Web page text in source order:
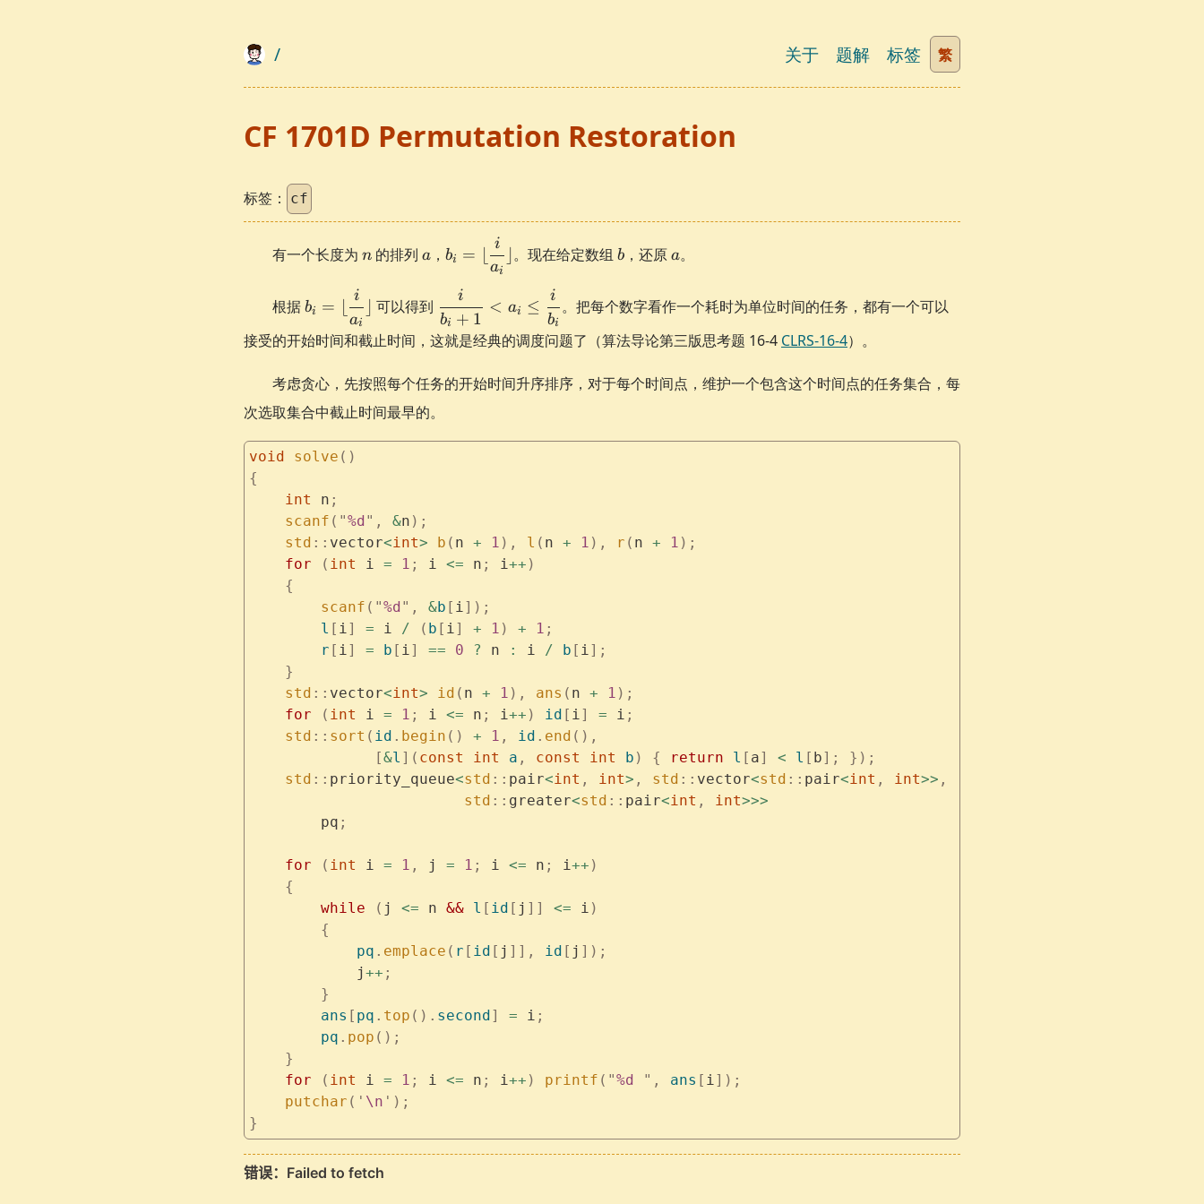
/ 关于 题解 标签 繁
CF 1701D Permutation Restoration
标签： cf
有一个长度为 n 的排列 a ， b_i =
\lfloor
\dfrac{i}
{a_i}
\rfloor
bi =
ai
i
。现在给定数组b
b ，还原a。
根据 b_i =
\lfloor
\dfrac{i}
\rfloor
bi =
ai
i
可以得到
\dfrac{i}
{b_i+1}
< a_i \le
{b_i}
bi + 1
i
< ai ≤
bi
i
。把每个数字看作一个耗时为单位时间的任务，都有一个可以
接受的开始时间和截止时间，这就是经典的调度问题了（算法导论第三版思考题 16-4 CLRS-16-4）。
考虑贪心，先按照每个任务的开始时间升序排序，对于每个时间点，维护一个包含这个时间点的任务集合，每
次选取集合中截止时间最早的。
void solve ()
{
    int
n ;
    scanf
( "%d " , &n );
    std
:: vector<int> b ( n + 1 ), l ( n + 1 ), r ( n + 1 );
    for
( int i = 1 ; i <= n ; i++ )
    {
        scanf
( "%d " , &b [ i]);
        l
[ i] = i / ( b [ i] + 1 ) + 1 ;
        r
[ i] = b [ i] == 0 ? n : i / b [ i];
    }
    std
:: vector<int> id ( n + 1 ), ans ( n + 1 );
    for
( int i = 1 ; i <= n ; i++ ) id [ i] = i ;
    std
:: sort ( id . begin () + 1 , id . end (),
              [
&l ]( const int a , const int b ) { return l [ a] < l [ b];
});
    std
:: priority_queue<std :: pair<int , int> , std :: vector<std :: pair<int , int>> ,
                        std
:: greater<std :: pair<int , int>>>
        pq
;
    for
( int i = 1 , j = 1 ; i <= n ; i++ )
    {
        while
( j <= n && l [ id [ j ]] <= i )
        {
            pq
. emplace ( r [ id [ j ]], id [ j ]);
            j
++ ;
        }
        ans
[ pq . top (). second ] = i ;
        pq
. pop ();
    }
    for
( int i = 1 ; i <= n ; i++ ) printf ( "%d " , ans [ i]);
    putchar
( ' \n ' );
}